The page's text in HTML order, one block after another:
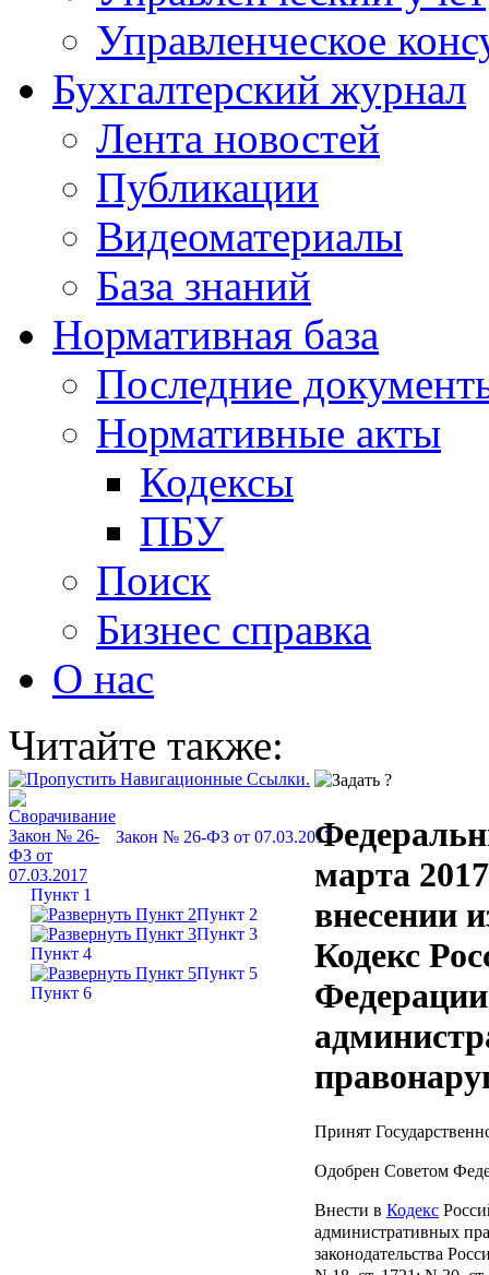
Управленческое
Бухгалтерский журнал
Лента новостей
Публикации
Видеоматериалы
База знаний
Нормативная база
Последние
Нормативные акты
Кодексы
ПБУ
Поиск
Бизнес справка
О нас
Читайте также:
Закон № 26-ФЗ от 07.03.2017
Пункт 1
Пункт 2
Пункт 3
Пункт 4
Пункт 5
Пункт 6
марта
внесении
Кодекс
Принят
Одобрен Советом
Внести в Кодекс
административных
законодательства